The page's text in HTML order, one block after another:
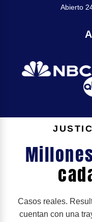
Abierto
Casos reales.
cuentan con una